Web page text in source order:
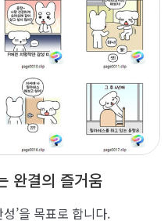
완결의 즐거움
’을 목표로 합니다.